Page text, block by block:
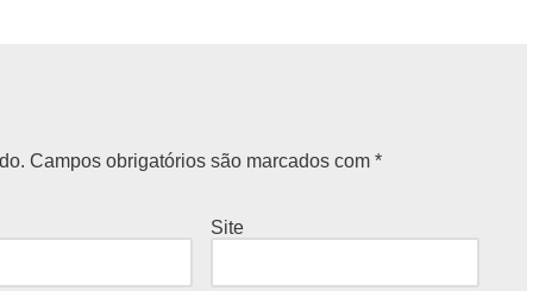
Campos obrigatórios são marcados com *
Site